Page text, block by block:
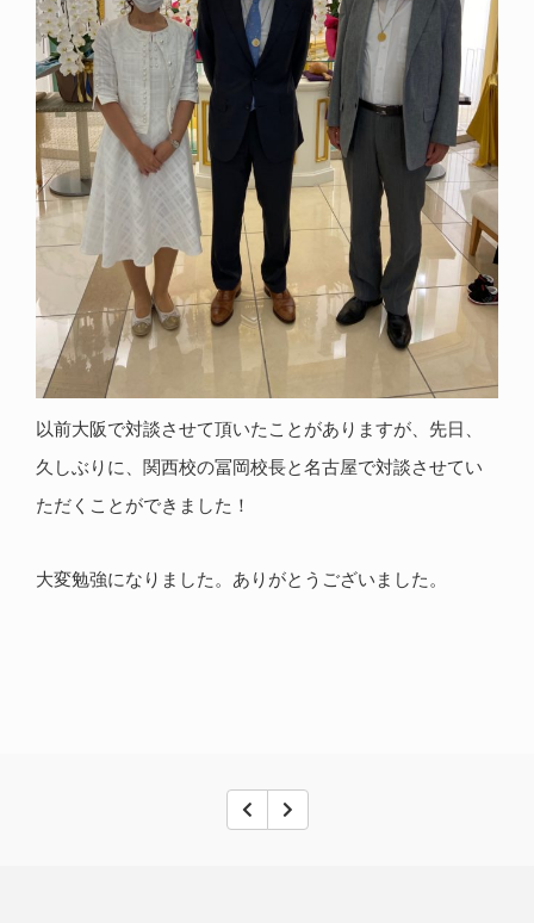
以前大阪で対談させて頂いたことがありますが、先日、
久しぶりに、関西校の冨岡校長と名古屋で対談させてい
ただくことができました！
大変勉強になりました。ありがとうございました。